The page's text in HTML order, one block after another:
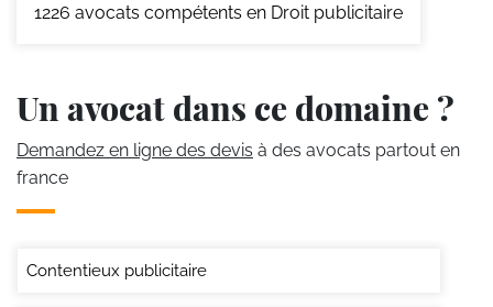
1226 avocats compétents en Droit publicitaire
Un avocat dans ce domaine ?
Demandez en ligne des devis à des avocats partout en
france
Contentieux publicitaire